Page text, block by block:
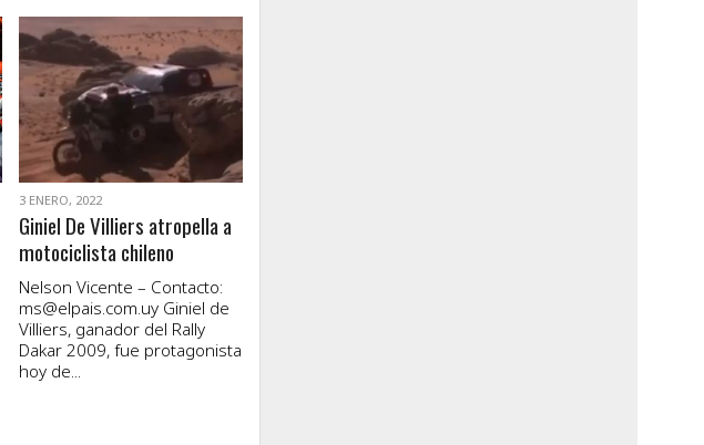
VER NOTA
3 ENERO, 2022
Giniel De Villiers atropella a
motociclista chileno
Nelson Vicente – Contacto:
ms@elpais.com.uyGiniel de
Villiers, ganador del Rally
Dakar 2009, fue protagonista
hoy de...